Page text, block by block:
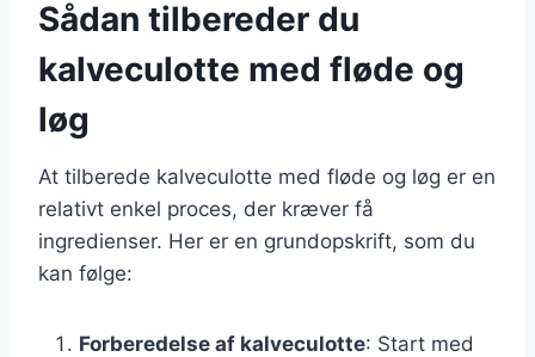
Sådan tilbereder du
kalveculotte med fløde og
løg
At tilberede kalveculotte med fløde og løg er en
relativt enkel proces, der kræver få
ingredienser. Her er en grundopskrift, som du
kan følge:
Forberedelse af kalveculotte: Start med